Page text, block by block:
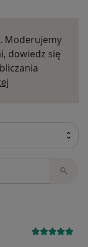
Moderujemy
dowiedz się